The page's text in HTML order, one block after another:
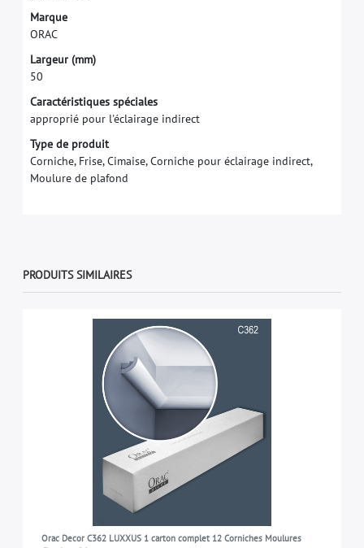
Marque
ORAC
Largeur (mm)
50
Caractéristiques spéciales
approprié pour l'éclairage indirect
Type de produit
Corniche, Frise, Cimaise, Corniche pour éclairage indirect,
Moulure de plafond
PRODUITS SIMILAIRES
Orac Decor C362 LUXXUS 1 carton complet 12 Corniches Moulures